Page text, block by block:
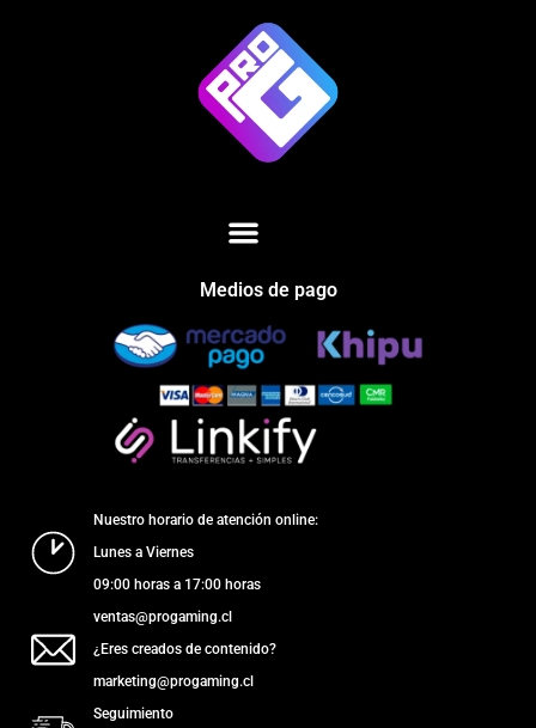
Medios de pago
Nuestro horario de atención online:
Lunes a Viernes
09:00 horas a 17:00 horas
ventas@progaming.cl
¿Eres creados de contenido?
marketing@progaming.cl
Seguimiento